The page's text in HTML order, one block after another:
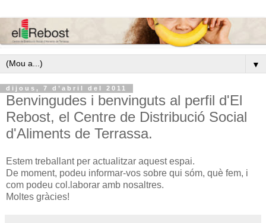
▼
dijous, 7 d’abril del 2011
Benvingudes i benvinguts al perfil d'El
Rebost, el Centre de Distribució Social
d'Aliments de Terrassa.
Estem treballant per actualitzar aquest espai.
De moment, podeu informar-vos sobre qui sóm, què fem, i
com podeu col.laborar amb nosaltres.
Moltes gràcies!